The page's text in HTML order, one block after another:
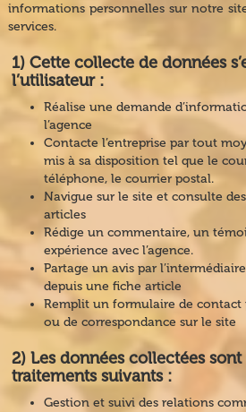
informations personnelles sur notre
services.
1) Cette collecte de données
l’utilisateur :
Réalise une demande
l’agence
Contacte l’entreprise par tout
mis à sa disposition tel que le
téléphone, le courrier postal.
Navigue sur le site et consulte
articles
Rédige un commentaire, un
expérience avec l’agence.
Partage un avis par
depuis une fiche article
Remplit un formulaire de contact
ou de correspondance sur le site
2) Les données collectées
traitements suivants :
Gestion et suivi des relations